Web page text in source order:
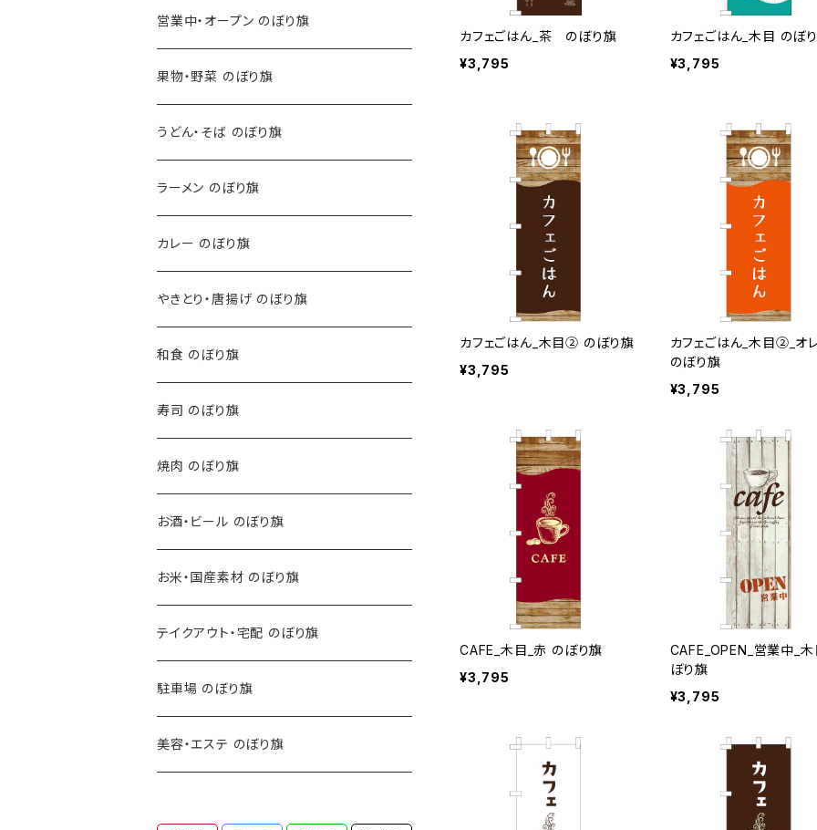
カフェごはん_茶 のぼり旗
¥3,795
カフェごはん_木目 のぼ
¥3,795
カフェごはん_木目② のぼり旗
¥3,795
カフェごはん_木目②_オ
のぼり旗
¥3,795
CAFE_木目_赤 のぼり旗
¥3,795
CAFE_OPEN_営業中_
ぼり旗
¥3,795
営業中・オープン のぼり旗
果物・野菜 のぼり旗
うどん・そば のぼり旗
ラーメン のぼり旗
カレー のぼり旗
やきとり・唐揚げ のぼり旗
和食 のぼり旗
寿司 のぼり旗
焼肉 のぼり旗
お酒・ビール のぼり旗
お米・国産素材 のぼり旗
テイクアウト・宅配 のぼり旗
駐車場 のぼり旗
美容・エステ のぼり旗